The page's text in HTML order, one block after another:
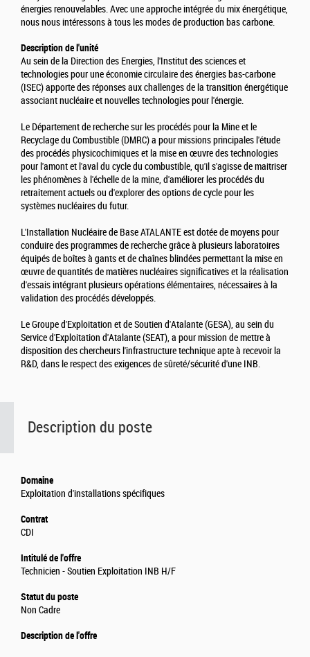
Description du poste
Domaine
Exploitation d'installations spécifiques
Contrat
CDI
Intitulé de l'offre
Technicien - Soutien Exploitation INB H/F
Statut du poste
Non Cadre
Description de l'offre
énergies renouvelables. Avec une approche intégrée du mix énergétique,
nous nous intéressons à tous les modes de production bas carbone.
Description de l'unité
Au sein de la Direction des Energies, l'Institut des sciences et
technologies pour une économie circulaire des énergies bas-carbone
(ISEC) apporte des réponses aux challenges de la transition énergétique
associant nucléaire et nouvelles technologies pour l'énergie.
Le Département de recherche sur les procédés pour la Mine et le
Recyclage du Combustible (DMRC) a pour missions principales l'étude
des procédés physicochimiques et la mise en œuvre des technologies
pour l'amont et l'aval du cycle du combustible, qu'il s'agisse de maitriser
les phénomènes à l'échelle de la mine, d'améliorer les procédés du
retraitement actuels ou d'explorer des options de cycle pour les
systèmes nucléaires du futur.
L'Installation Nucléaire de Base ATALANTE est dotée de moyens pour
conduire des programmes de recherche grâce à plusieurs laboratoires
équipés de boîtes à gants et de chaînes blindées permettant la mise en
œuvre de quantités de matières nucléaires significatives et la réalisation
d'essais intégrant plusieurs opérations élémentaires, nécessaires à la
validation des procédés développés.
Le Groupe d'Exploitation et de Soutien d'Atalante (GESA), au sein du
Service d'Exploitation d'Atalante (SEAT), a pour mission de mettre à
disposition des chercheurs l'infrastructure technique apte à recevoir la
R&D, dans le respect des exigences de sûreté/sécurité d'une INB.